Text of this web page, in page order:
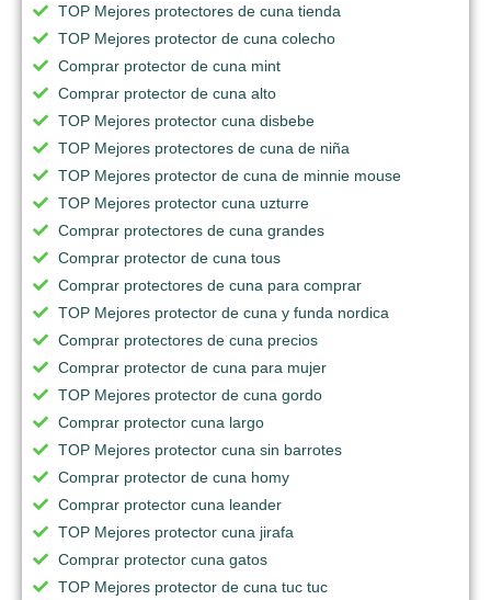
TOP Mejores protectores de cuna tienda
TOP Mejores protector de cuna colecho
Comprar protector de cuna mint
Comprar protector de cuna alto
TOP Mejores protector cuna disbebe
TOP Mejores protectores de cuna de niña
TOP Mejores protector de cuna de minnie mouse
TOP Mejores protector cuna uzturre
Comprar protectores de cuna grandes
Comprar protector de cuna tous
Comprar protectores de cuna para comprar
TOP Mejores protector de cuna y funda nordica
Comprar protectores de cuna precios
Comprar protector de cuna para mujer
TOP Mejores protector de cuna gordo
Comprar protector cuna largo
TOP Mejores protector cuna sin barrotes
Comprar protector de cuna homy
Comprar protector cuna leander
TOP Mejores protector cuna jirafa
Comprar protector cuna gatos
TOP Mejores protector de cuna tuc tuc